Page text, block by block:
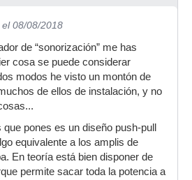
el 08/08/2018
de “sonorización” me has
cosa se puede considerar
modos he visto un montón de
de ellos de instalación, y no
pones es un diseño push-pull
equivalente a los amplis de
En teoría está bien disponer de
permite sacar toda la potencia a